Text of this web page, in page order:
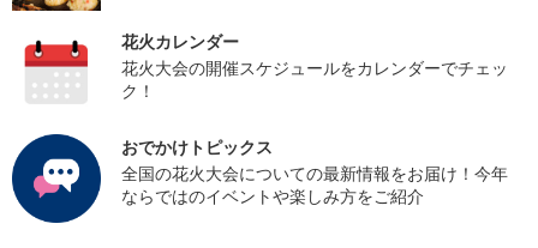
花火カレンダー
花火大会の開催スケジュールをカレンダーでチェッ
ク！
おでかけトピックス
全国の花火大会についての最新情報をお届け！今年
ならではのイベントや楽しみ方をご紹介